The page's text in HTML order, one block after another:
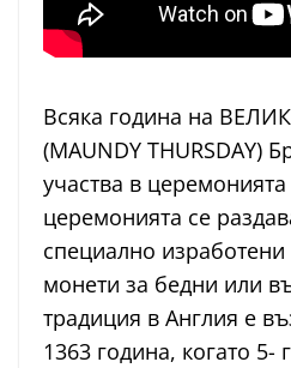
Всяка година на
(MAUNDY THURSDAY)
участва в
церемонията се
специално
монети за бедни или
традиция в Англия е
1363 година, когато 5-